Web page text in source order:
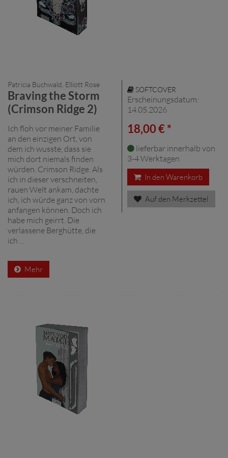
Patricia Buchwald, Elliott Rose
Braving the Storm
(Crimson Ridge 2)
Ich floh vor meiner Familie
an den einzigen Ort, von
dem ich wusste, dass sie
mich dort niemals finden
würden. Crimson Ridge. Als
ich in dieser verschneiten,
rauen Welt ankam, dachte
ich, ich würde ganz von vorn
anfangen können. Doch ich
habe mich geirrt. Die
verlassene Berghütte, die
ich ...
Mehr
SOFTCOVER
Erscheinungsdatum:
14.05.2026
18,00 € *
lieferbar innerhalb von
3-4 Werktagen
In den Warenkorb
Auf den Merkzettel